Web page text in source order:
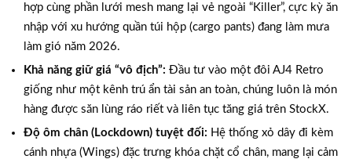
hợp cùng phần lưới mesh mang lại vẻ ngoài “Killer”, cực kỳ ăn
nhập với xu hướng quần túi hộp (cargo pants) đang làm mưa
làm gió năm 2026.
Khả năng giữ giá “vô địch”: Đầu tư vào một đôi AJ4 Retro
giống như một kênh trú ẩn tài sản an toàn, chúng luôn là món
hàng được săn lùng ráo riết và liên tục tăng giá trên StockX.
Độ ôm chân (Lockdown) tuyệt đối: Hệ thống xỏ dây đi kèm
cánh nhựa (Wings) đặc trưng khóa chặt cổ chân, mang lại cảm